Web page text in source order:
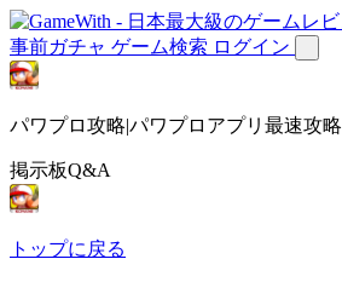
事前ガチャ ゲーム検索 ログイン
パワプロ攻略|パワプロアプリ最速攻略
掲示板Q&A
トップに戻る